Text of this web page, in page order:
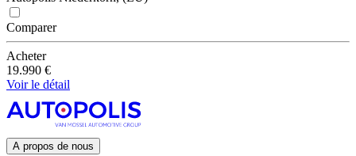
Comparer
Acheter
19.990 €
Voir le détail
A propos de nous